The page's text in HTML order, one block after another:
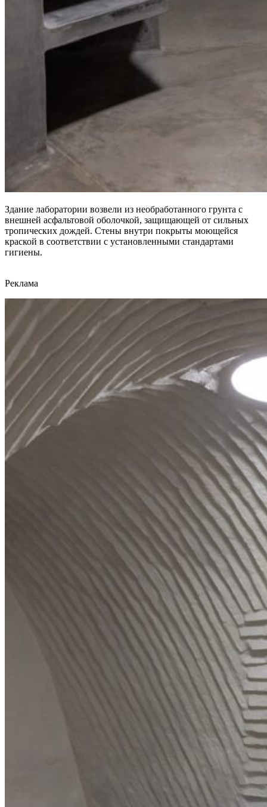
Здание лаборатории возвели из необработанного грунта с
внешней асфальтовой оболочкой, защищающей от сильных
тропических дождей. Стены внутри покрыты моющейся
краской в соответствии с установленными стандартами
гигиены.
Реклама